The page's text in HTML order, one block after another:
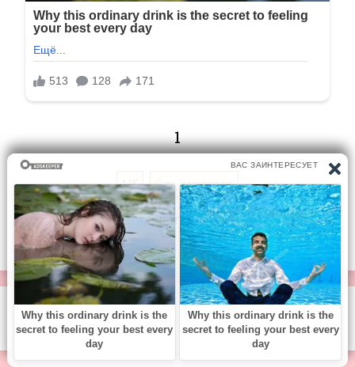
1
1/5 Следующая
Перейти на страницу:
© https://vse-knigi.org